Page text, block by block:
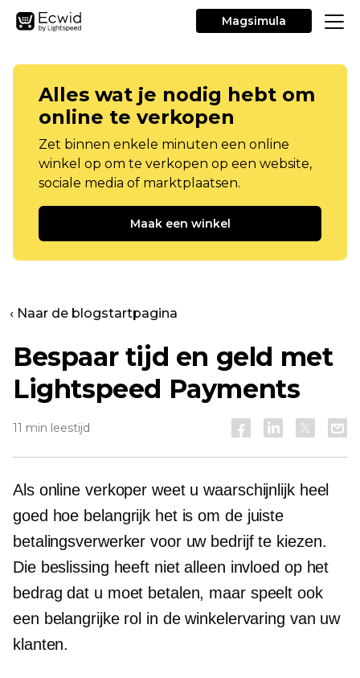
Magsimula
Alles wat je nodig hebt om
online te verkopen
Zet binnen enkele minuten een online
winkel op om te verkopen op een website,
sociale media of marktplaatsen.
Maak een winkel
‹ Naar de blogstartpagina
Bespaar tijd en geld met
Lightspeed Payments
11 min leestijd
Als online verkoper weet u waarschijnlijk heel
goed hoe belangrijk het is om de juiste
betalingsverwerker voor uw bedrijf te kiezen.
Die beslissing heeft niet alleen invloed op het
bedrag dat u moet betalen, maar speelt ook
een belangrijke rol in de winkelervaring van uw
klanten.